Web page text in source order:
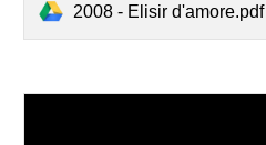
2008 - Elisir d'amore.pdf